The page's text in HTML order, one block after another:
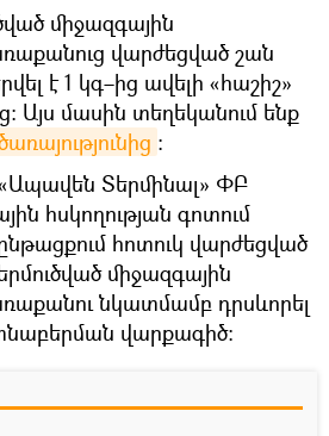
միջազգային
վարժեցված շան
է 1 կգ–ից ավելի «հաշիշ»
Այս մասին տեղեկանում ենք
։
«Ապավեն Տերմինալ» ՓԲ
հսկողության գոտում
հոտուկ վարժեցված
միջազգային
նկատմամբ դրսևորել
վարքագիծ: